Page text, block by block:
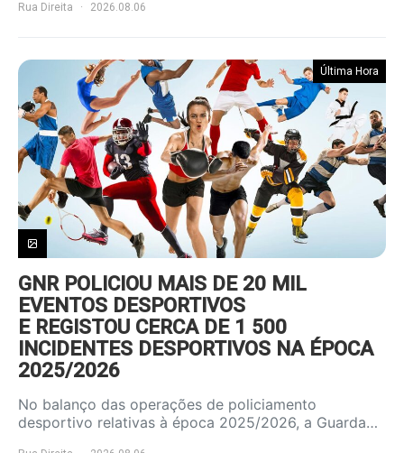
Rua Direita 2026.08.06
Última Hora
GNR POLICIOU MAIS DE 20 MIL
EVENTOS DESPORTIVOS
E REGISTOU CERCA DE 1 500
INCIDENTES DESPORTIVOS NA ÉPOCA
2025/2026
No balanço das operações de policiamento
desportivo relativas à época 2025/2026, a Guarda…